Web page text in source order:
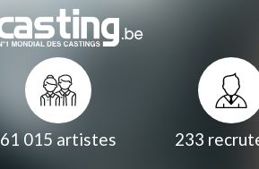
61 015 artistes 233